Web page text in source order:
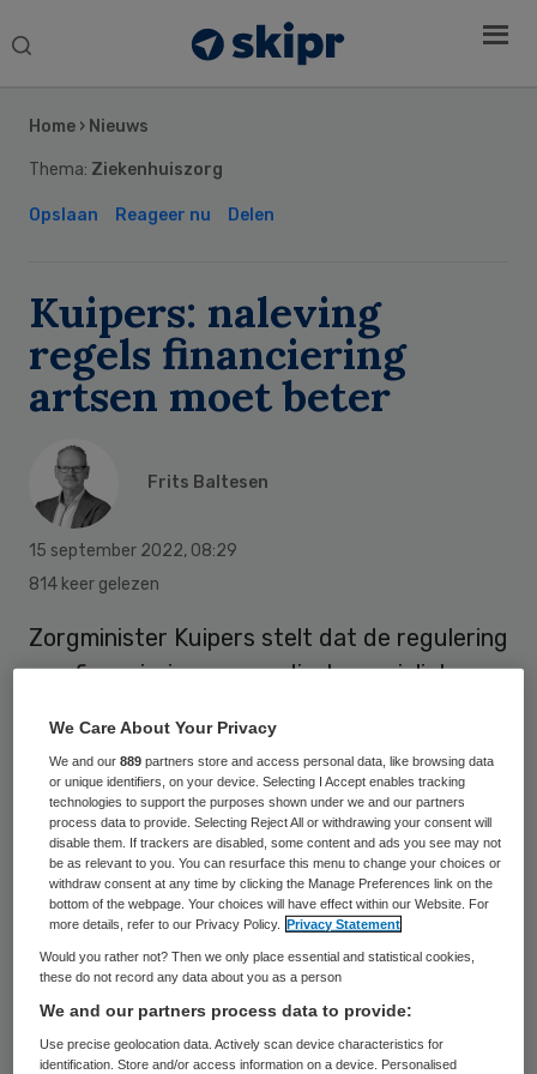
Search
Home › Nieuws
Thema: Ziekenhuiszorg
Opslaan Reageer nu Delen
Kuipers: naleving
regels financiering
artsen moet beter
Frits Baltesen
15 september 2022, 08:29
814 keer gelezen
Zorgminister Kuipers stelt dat de regulering
van financiering van medisch specialisten
naleving moet beter. Nu uit onderzoek blijkt
dat tientallen cardiologen miljoenen euro’s
van medische bedrijven kregen, buiten
medeweten van ziekenhuisbesturen om,
gaat de minister in gesprek met de
Vereniging voor Cardiologie en de IGJ over
hoe dit heeft kunnen gebeuren.
“Betalingen van een bedrijf aan een
Sidebar
We Care About Your Privacy
We and our889 partners store and access personal data, like browsing data
or unique identifiers, on your device. Selecting I Accept enables tracking
technologies to support the purposes shown under we and our partners
process data to provide. Selecting Reject All or withdrawing your consent will
disable them. If trackers are disabled, some content and ads you see may not
be as relevant to you. You can resurface this menu to change your choices or
withdraw consent at any time by clicking the Manage Preferences link on the
bottom of the webpage. Your choices will have effect within our Website. For
more details, refer to our Privacy Policy.
Privacy Statement
Would you rather not? Then we only place essential and statistical cookies,
these do not record any data about you as a person
We and our partners process data to provide:
Use precise geolocation data. Actively scan device characteristics for
identification. Store and/or access information on a device. Personalised